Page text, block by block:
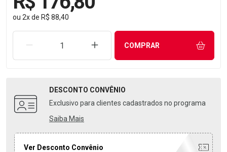
ou 2xde R$ 88,40
REMOVER UMA UNIDADEAUMENTAR UMA UNIDADE
COMPRAR
DESCONTO CONVÊNIO
Exclusivo para clientes cadastrados no programa
Saiba Mais
Ver Desconto Convênio